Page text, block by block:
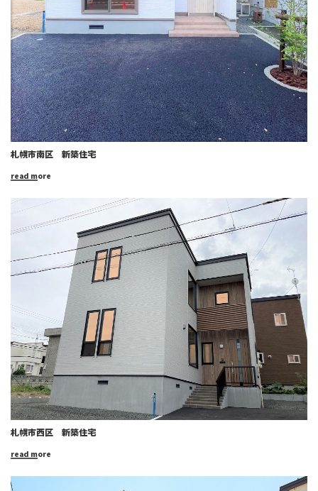
札幌市南区 新築住宅
read more
札幌市西区 新築住宅
read more